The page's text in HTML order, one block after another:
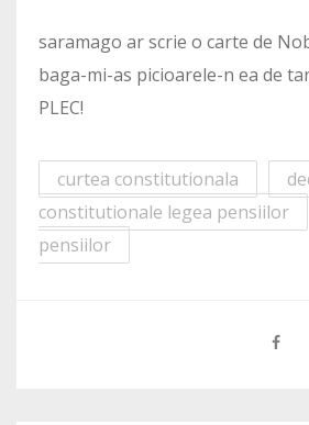
saramago ar scrie o carte de
baga-mi-as picioarele-n ea de
PLEC!
curtea constitutionala
constitutionale legea pensiilor
pensiilor